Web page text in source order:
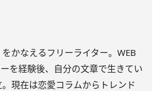
かなえるフリーライター。WEB
を経験後、自分の文章で生きてい
現在は恋愛コラムからトレンド